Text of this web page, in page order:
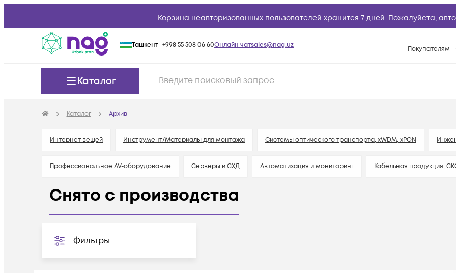
Корзина неавторизованных пользователей хранится 7 дней. Пожалуйста,
Ташкент +998 55 508 06 60Онлайн чатsales@nag.uz Покупателям
Техническая
Каталог
Каталог Архив
Интернет вещей Инструмент/Материалы для монтажа Системы оптического транспорта, xWDM, xPON
Профессиональное AV-оборудование Серверы и СХД Автоматизация и мониторинг Кабельная продукция,
VoIP телефония, IP домофония Электропитание
Снято с производства
Фильтры